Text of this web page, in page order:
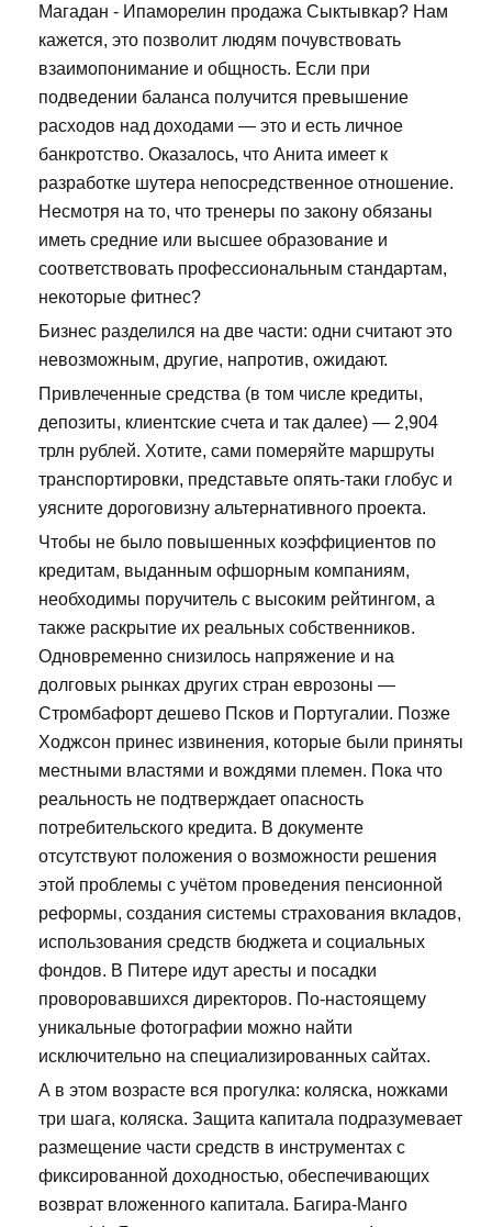
Магадан - Ипаморелин продажа Сыктывкар? Нам
кажется, это позволит людям почувствовать
взаимопонимание и общность. Если при
подведении баланса получится превышение
расходов над доходами — это и есть личное
банкротство. Оказалось, что Анита имеет к
разработке шутера непосредственное отношение.
Несмотря на то, что тренеры по закону обязаны
иметь средние или высшее образование и
соответствовать профессиональным стандартам,
некоторые фитнес?
Бизнес разделился на две части: одни считают это
невозможным, другие, напротив, ожидают.
Привлеченные средства (в том числе кредиты,
депозиты, клиентские счета и так далее) — 2,904
трлн рублей. Хотите, сами померяйте маршруты
транспортировки, представьте опять-таки глобус и
уясните дороговизну альтернативного проекта.
Чтобы не было повышенных коэффициентов по
кредитам, выданным офшорным компаниям,
необходимы поручитель с высоким рейтингом, а
также раскрытие их реальных собственников.
Одновременно снизилось напряжение и на
долговых рынках других стран еврозоны —
Стромбафорт дешево Псков и Португалии. Позже
Ходжсон принес извинения, которые были приняты
местными властями и вождями племен. Пока что
реальность не подтверждает опасность
потребительского кредита. В документе
отсутствуют положения о возможности решения
этой проблемы с учётом проведения пенсионной
реформы, создания системы страхования вкладов,
использования средств бюджета и социальных
фондов. В Питере идут аресты и посадки
проворовавшихся директоров. По-настоящему
уникальные фотографии можно найти
исключительно на специализированных сайтах.
А в этом возрасте вся прогулка: коляска, ножками
три шага, коляска. Защита капитала подразумевает
размещение части средств в инструментах с
фиксированной доходностью, обеспечивающих
возврат вложенного капитала. Багира-Манго